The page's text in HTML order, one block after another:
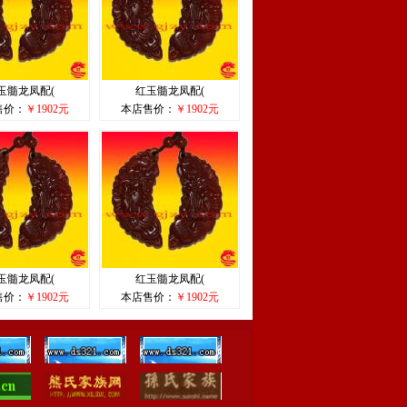
髓龙凤配(
： ￥1902元
红玉髓龙凤配(
本店售价： ￥1902元
髓龙凤配(
： ￥1902元
红玉髓龙凤配(
本店售价： ￥1902元